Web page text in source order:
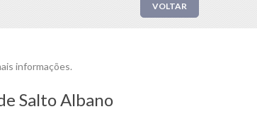
VOLTAR
informações.
Salto Albano